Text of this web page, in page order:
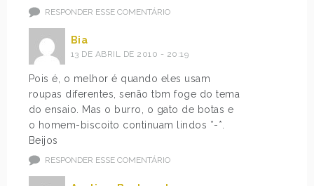
RESPONDER ESSE COMENTÁRIO
Bia
13 DE ABRIL DE 2010 - 20:19
Pois é, o melhor é quando eles usam
roupas diferentes, senão tbm foge do tema
do ensaio. Mas o burro, o gato de botas e
o homem-biscoito continuam lindos *-*.
Beijos
RESPONDER ESSE COMENTÁRIO